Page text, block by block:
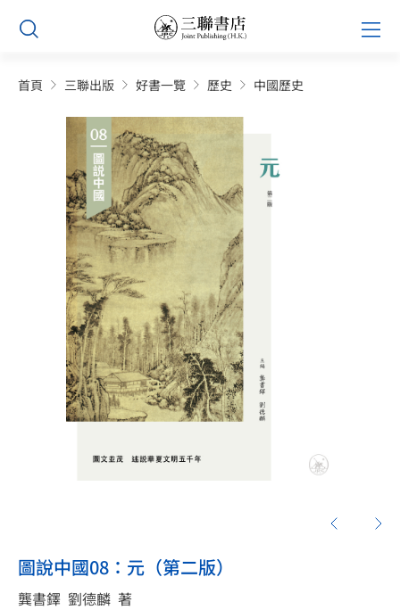
Skip
content
首頁 三聯出版 好書一覽 歷史 中國歷史
圖說中國08：元（第二版）
龔書鐸 劉德麟 著